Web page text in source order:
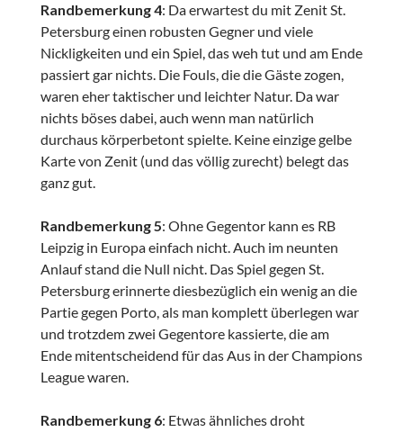
Randbemerkung 4: Da erwartest du mit Zenit St.
Petersburg einen robusten Gegner und viele
Nickligkeiten und ein Spiel, das weh tut und am Ende
passiert gar nichts. Die Fouls, die die Gäste zogen,
waren eher taktischer und leichter Natur. Da war
nichts böses dabei, auch wenn man natürlich
durchaus körperbetont spielte. Keine einzige gelbe
Karte von Zenit (und das völlig zurecht) belegt das
ganz gut.
Randbemerkung 5: Ohne Gegentor kann es RB
Leipzig in Europa einfach nicht. Auch im neunten
Anlauf stand die Null nicht. Das Spiel gegen St.
Petersburg erinnerte diesbezüglich ein wenig an die
Partie gegen Porto, als man komplett überlegen war
und trotzdem zwei Gegentore kassierte, die am
Ende mitentscheidend für das Aus in der Champions
League waren.
Randbemerkung 6: Etwas ähnliches droht